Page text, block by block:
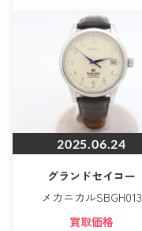
2025.06.24
グランドセイコー
メカニカルSBGH013
買取価格